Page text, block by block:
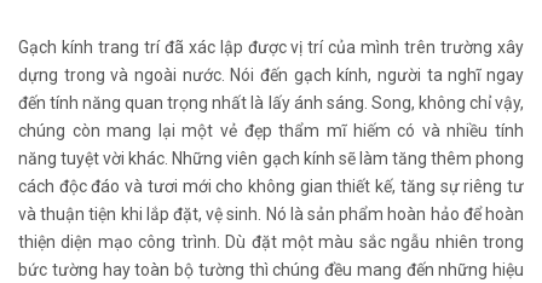
Gạch kính trang trí đã xác lập được vị trí của mình trên trường xây
dựng trong và ngoài nước. Nói đến gạch kính, người ta nghĩ ngay
đến tính năng quan trọng nhất là lấy ánh sáng. Song, không chỉ vậy,
chúng còn mang lại một vẻ đẹp thẩm mĩ hiếm có và nhiều tính
năng tuyệt vời khác. Những viên gạch kính sẽ làm tăng thêm phong
cách độc đáo và tươi mới cho không gian thiết kế, tăng sự riêng tư
và thuận tiện khi lắp đặt, vệ sinh. Nó là sản phẩm hoàn hảo để hoàn
thiện diện mạo công trình. Dù đặt một màu sắc ngẫu nhiên trong
bức tường hay toàn bộ tường thì chúng đều mang đến những hiệu